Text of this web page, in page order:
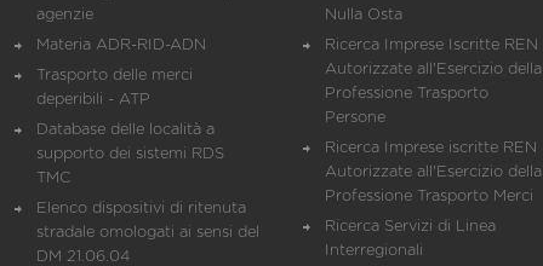
agenzie
Materia ADR-RID-ADN
Trasporto delle merci
deperibili - ATP
Database delle località a
supporto dei sistemi RDS
TMC
Elenco dispositivi di ritenuta
stradale omologati ai sensi del
DM 21.06.04
Nulla Osta
Ricerca Imprese Iscritte REN
Autorizzate all'Esercizio della
Professione Trasporto
Persone
Ricerca Imprese iscritte REN
Autorizzate all'Esercizio della
Professione Trasporto Merci
Ricerca Servizi di Linea
Interregionali